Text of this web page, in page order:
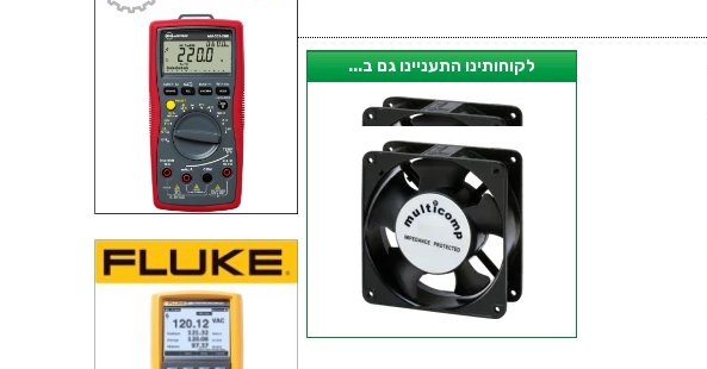
לקוחותינו התעניינו גם ב...
מאוורר - 48VDC ,
92MMx92MMx25MM